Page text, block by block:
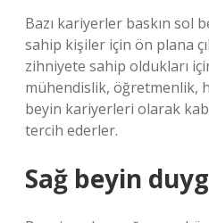
Bazı kariyerler baskın sol
sahip kişiler için ön plana
zihniyete sahip oldukları
mühendislik, öğretmenlik,
beyin kariyerleri olarak
tercih ederler.
Sağ beyin